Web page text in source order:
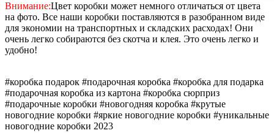
Внимание:Цвет коробки может немного отличаться от цвета
на фото. Все наши коробки поставляются в разобранном виде
для экономии на транспортных и складских расходах! Они
очень легко собираются без скотча и клея. Это очень легко и
удобно!
#коробка подарок #подарочная коробка #коробка для подарка
#подарочная коробка из картона #коробка сюрприз
#подарочные коробки #новогодняя коробка #крутые
новогодние коробки #яркие новогодние коробки #уникальные
новогодние коробки 2023